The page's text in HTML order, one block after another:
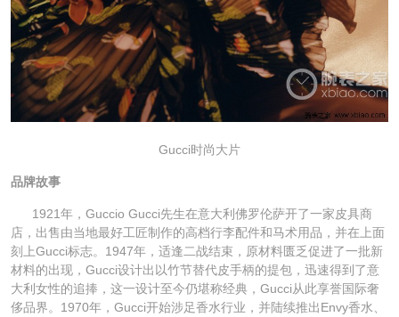
Gucci时尚大片
品牌故事
1921年，Guccio Gucci先生在意大利佛罗伦萨开了一家皮具商
店，出售由当地最好工匠制作的高档行李配件和马术用品，并在上面
刻上Gucci标志。1947年，适逢二战结束，原材料匮乏促进了一批新
材料的出现，Gucci设计出以竹节替代皮手柄的提包，迅速得到了意
大利女性的追捧，这一设计至今仍堪称经典，Gucci从此享誉国际奢
侈品界。1970年，Gucci开始涉足香水行业，并陆续推出Envy香水、